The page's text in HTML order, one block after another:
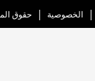
الخصوصية حقوق